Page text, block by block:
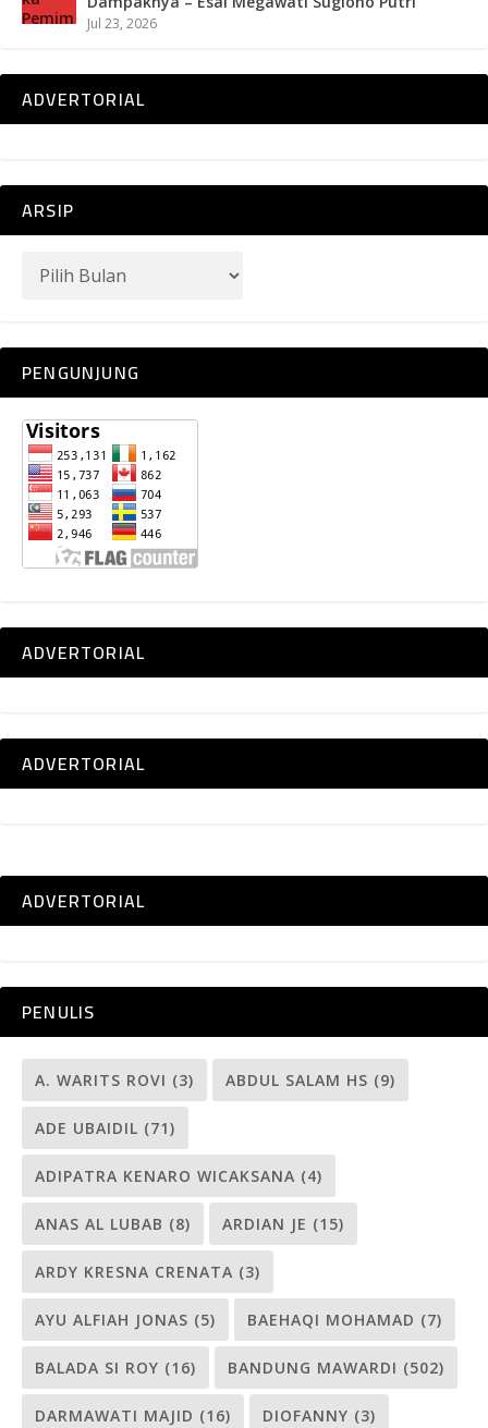
Jul 23, 2026
ADVERTORIAL
ARSIP
PENGUNJUNG
ADVERTORIAL
ADVERTORIAL
ADVERTORIAL
PENULIS
A. WARITS ROVI (3) ABDUL SALAM HS (9)
ADE UBAIDIL (71)
ADIPATRA KENARO WICAKSANA (4)
ANAS AL LUBAB (8) ARDIAN JE (15)
ARDY KRESNA CRENATA (3)
AYU ALFIAH JONAS (5) BAEHAQI MOHAMAD (7)
BALADA SI ROY (16) BANDUNG MAWARDI (502)
DARMAWATI MAJID (16) DIOFANNY (3)